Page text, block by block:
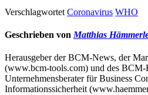
Verschlagwortet Coronavirus WHO
Geschrieben von Matthias
Herausgeber der BCM-News, der
(www.bcm-tools.com) und des
Unternehmensberater für Business
Informationssicherheit